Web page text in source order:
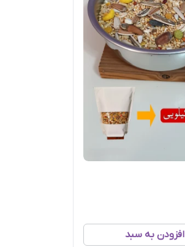
افزودن به سبد